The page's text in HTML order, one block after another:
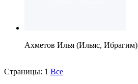
Ахметов Илья (Ильяс, Ибрагим)
Страницы: 1 Все